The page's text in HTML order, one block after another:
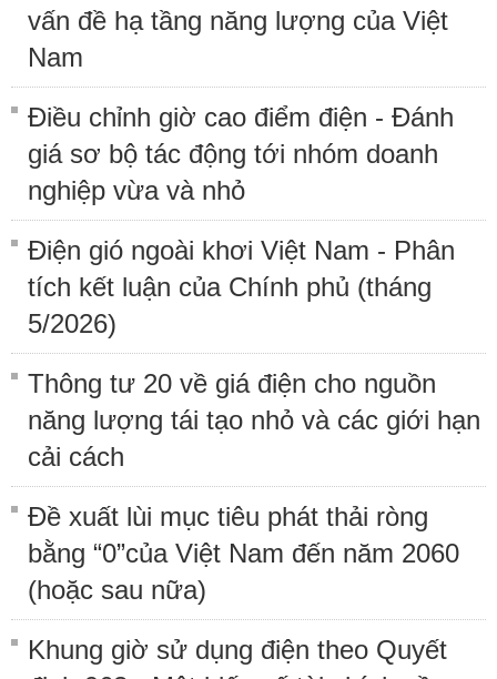
vấn đề hạ tầng năng lượng của Việt
Nam
Điều chỉnh giờ cao điểm điện - Đánh
giá sơ bộ tác động tới nhóm doanh
nghiệp vừa và nhỏ
Điện gió ngoài khơi Việt Nam - Phân
tích kết luận của Chính phủ (tháng
5/2026)
Thông tư 20 về giá điện cho nguồn
năng lượng tái tạo nhỏ và các giới hạn
cải cách
Đề xuất lùi mục tiêu phát thải ròng
bằng “0”của Việt Nam đến năm 2060
(hoặc sau nữa)
Khung giờ sử dụng điện theo Quyết